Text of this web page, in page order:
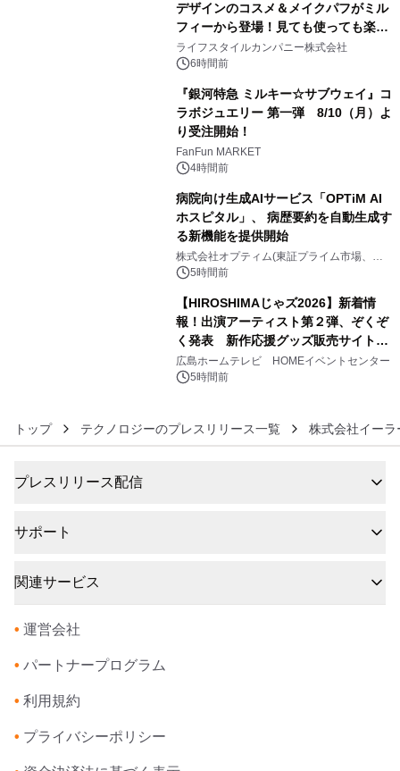
デザインのコスメ＆メイクパフがミル
フィーから登場！見ても使っても楽し
い、ポップでキュートなコレクショ
ン。
ライフスタイルカンパニー株式会社
6時間前
『銀河特急 ミルキー☆サブウェイ』コ
ラボジュエリー 第一弾 8/10（月）よ
り受注開始！
FanFun MARKET
4時間前
病院向け生成AIサービス「OPTiM AI
ホスピタル」、 病歴要約を自動生成す
る新機能を提供開始
株式会社オプティム(東証プライム市場、コ
ード：3694)
5時間前
【HIROSHIMAじゃズ2026】新着情
報！出演アーティスト第２弾、ぞくぞ
く発表 新作応援グッズ販売サイトも
同時オープンします！
広島ホームテレビ HOMEイベントセンター
5時間前
トップ テクノロジーのプレスリリース一覧 株式会社イーラ
プレスリリース配信
サポート
関連サービス
• 運営会社
• パートナープログラム
• 利用規約
• プライバシーポリシー